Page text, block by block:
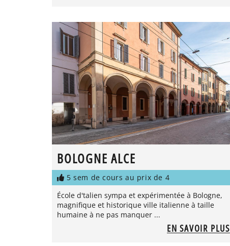
BOLOGNE ALCE
5 sem de cours au prix de 4
École d'talien sympa et expérimentée à Bologne,
magnifique et historique ville italienne à taille
humaine à ne pas manquer ...
EN SAVOIR PLUS